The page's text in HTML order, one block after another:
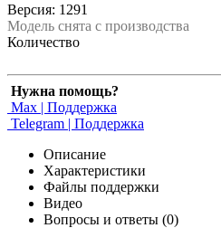
Версия: 1291
Модель снята с производства
Количество
Нужна помощь?
Max | Поддержка
Telegram | Поддержка
Описание
Характеристики
Файлы поддержки
Видео
Вопросы и ответы (0)